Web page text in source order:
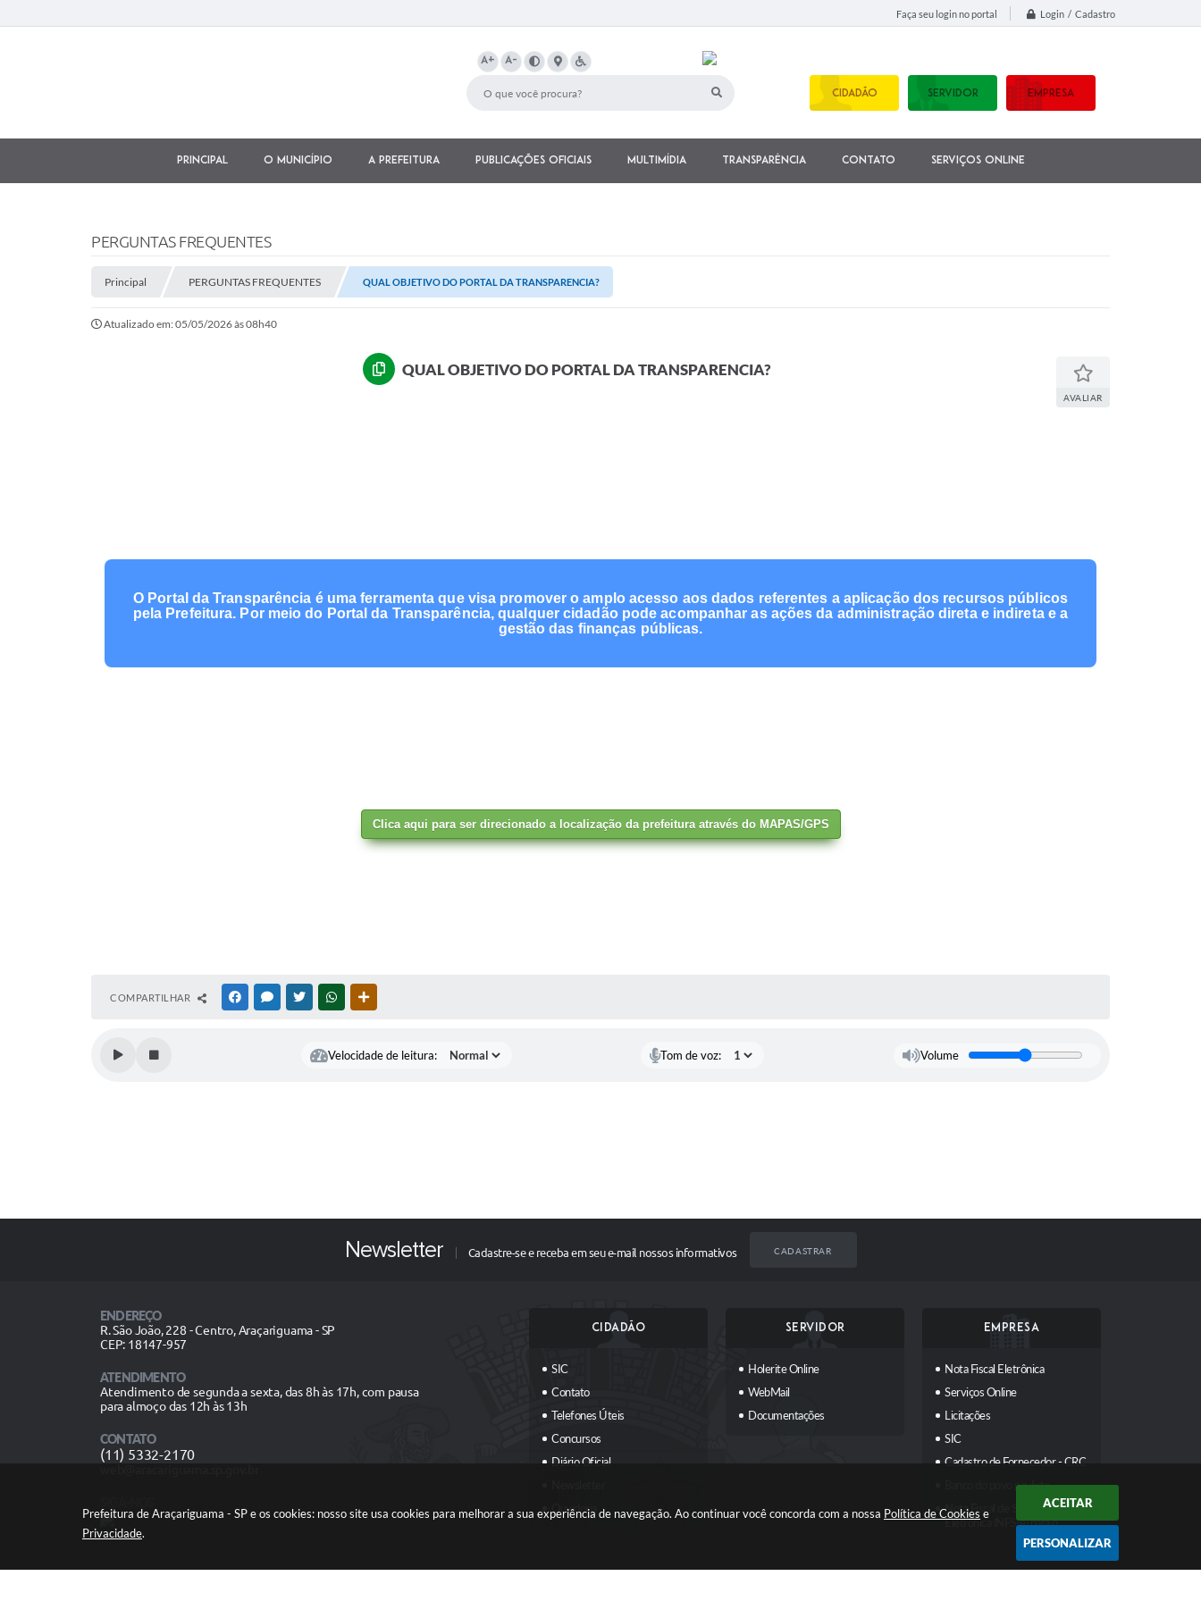
Prefeitura de Araçariguama - SP e os cookies: nosso site usa cookies para melhorar a sua experiência de navegação. Ao continuar você concorda com a nossa Política de Cookies e
Privacidade.
ACEITAR
PERSONALIZAR
Faça seu login no portal Login / Cadastro
A+ A-
CIDADÃO SERVIDOR EMPRESA
Principal O município A Prefeitura Publicações Oficiais Multimídia Transparência Contato Serviços Online
PERGUNTAS FREQUENTES
Principal PERGUNTAS FREQUENTES QUAL OBJETIVO DO PORTAL DA TRANSPARENCIA?
Atualizado em: 05/05/2026 às 08h40
QUAL OBJETIVO DO PORTAL DA TRANSPARENCIA?
AVALIAR
O Portal da Transparência é uma ferramenta que visa promover o amplo acesso aos dados referentes a aplicação dos recursos públicos
pela Prefeitura. Por meio do Portal da Transparência, qualquer cidadão pode acompanhar as ações da administração direta e indireta e a
gestão das finanças públicas.
Clica aqui para ser direcionado a localização da prefeitura através do MAPAS/GPS
COMPARTILHAR FACEBOOKMESSENGER
TWITTERWHATSAPP
Velocidade de leitura: Tom de voz: Volume
Newsletter Cadastre-se e receba em seu e-mail nossos informativos CADASTRAR
ENDEREÇO
R. São João, 228 - Centro, Araçariguama - SP
CEP: 18147-957
ATENDIMENTO
Atendimento de segunda a sexta, das 8h às 17h, com pausa
para almoço das 12h às 13h
CONTATO
(11) 5332-2170
CIDADÃO
SIC
Contato
Telefones Úteis
Concursos
Diário Oficial
Ouvidoria
SERVIDOR
Holerite Online
WebMail
Documentações
EMPRESA
Nota Fiscal Eletrônica
Serviços Online
Licitações
SIC
Cadastro de Fornecedor - CRC
Banco do povo paulista
Nota Fiscal de Serviços
Eletrônica (NFS-e) para o
Emissor Nacional